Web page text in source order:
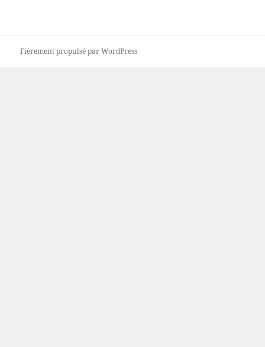
Fièrement propulsé par WordPress